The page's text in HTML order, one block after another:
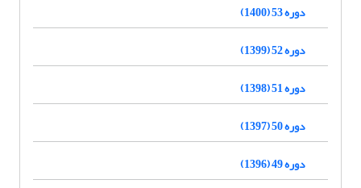
دوره 53 (1400)
دوره 52 (1399)
دوره 51 (1398)
دوره 50 (1397)
دوره 49 (1396)